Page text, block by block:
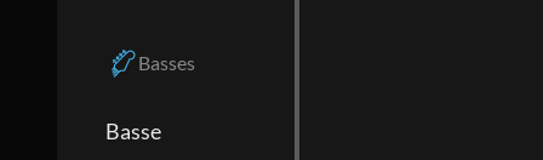
Basses
Basse